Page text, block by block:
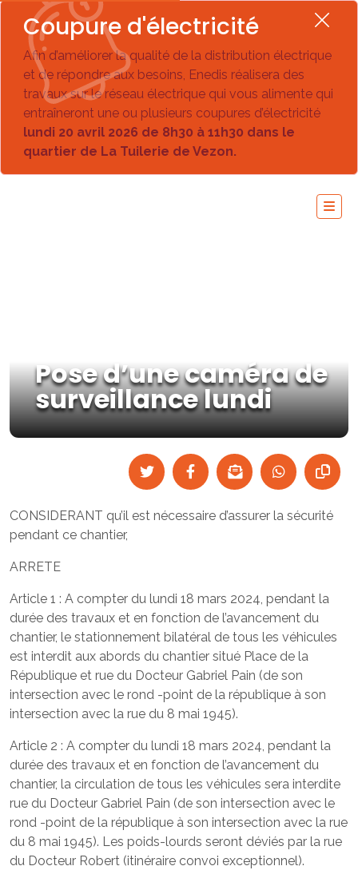
Coupure d'électricité
Afin d’améliorer la qualité de la distribution électrique
et de répondre aux besoins, Enedis réalisera des
travaux sur le réseau électrique qui vous alimente qui
entraîneront une ou plusieurs coupures d’électricité
lundi 20 avril 2026 de 8h30 à 11h30 dans le
quartier de La Tuilerie de Vezon.
Pose d’une caméra de
surveillance lundi
CONSIDERANT qu’il est nécessaire d’assurer la sécurité
pendant ce chantier,
ARRETE
Article 1 : A compter du lundi 18 mars 2024, pendant la
durée des travaux et en fonction de l’avancement du
chantier, le stationnement bilatéral de tous les véhicules
est interdit aux abords du chantier situé Place de la
République et rue du Docteur Gabriel Pain (de son
intersection avec le rond -point de la république à son
intersection avec la rue du 8 mai 1945).
Article 2 : A compter du lundi 18 mars 2024, pendant la
durée des travaux et en fonction de l’avancement du
chantier, la circulation de tous les véhicules sera interdite
rue du Docteur Gabriel Pain (de son intersection avec le
rond -point de la république à son intersection avec la rue
du 8 mai 1945). Les poids-lourds seront déviés par la rue
du Docteur Robert (itinéraire convoi exceptionnel).